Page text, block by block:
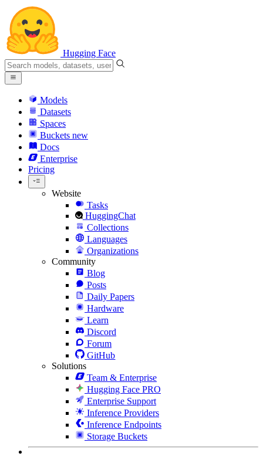
Hugging Face
Models
Datasets
Spaces
Buckets new
Docs
Enterprise
Pricing
Website
Tasks
HuggingChat
Collections
Languages
Organizations
Community
Blog
Posts
Daily Papers
Hardware
Learn
Discord
Forum
GitHub
Solutions
Team & Enterprise
Hugging Face PRO
Enterprise Support
Inference Providers
Inference Endpoints
Storage Buckets